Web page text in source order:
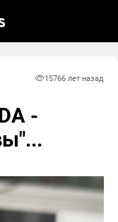
15766 лет назад
-